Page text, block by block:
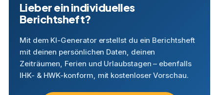
Lieber ein individuelles
Berichtsheft?
Mit dem KI-Generator erstellst du ein Berichtsheft
mit deinen persönlichen Daten, deinen
Zeiträumen, Ferien und Urlaubstagen – ebenfalls
IHK- & HWK-konform, mit kostenloser Vorschau.